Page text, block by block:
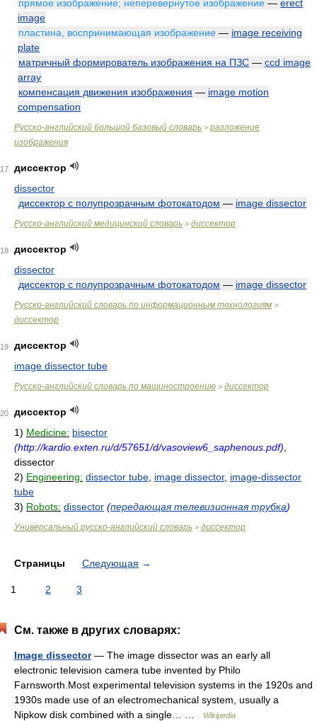
прямое изображение; неперевернутое изображение — erect
image
пластина, воспринимающая изображение — image receiving
plate
матричный формирователь изображения на ПЗС — ccd image
array
компенсация движения изображения — image motion
compensation
Русско-английский большой базовый словарь > разложение
изображения
17
диссектор
dissector
диссектор с полупрозрачным фотокатодом — image dissector
Русско-английский медицинский словарь > диссектор
18
диссектор
dissector
диссектор с полупрозрачным фотокатодом — image dissector
Русско-английский словарь по информационным технологиям >
диссектор
19
диссектор
image dissector tube
Русско-английский словарь по машиностроению > диссектор
20
диссектор
1) Medicine: bisector
(http://kardio.exten.ru/d/57651/d/vasoview6_saphenous.pdf)
dissector
2) Engineering: dissector tube image dissector, image-dissector
tube
3) Robots: dissector (передающая телевизионная трубка)
Универсальный русско-английский словарь > диссектор
Страницы Следующая →
1 2 3
См. также в других словарях:
Image dissector— The image dissector was an early all
electronic television camera tube invented by Philo
Farnsworth.Most experimental television systems in the 1920s and
1930s made use of an electromechanical system, usually a
Nipkow disk combined with a single… …
Wikipedia